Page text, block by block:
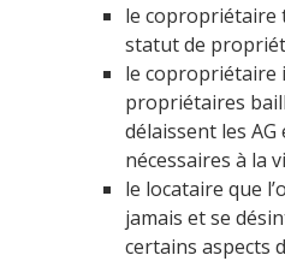
le copropriétaire
statut de
le copropriétaire
propriétaires
délaissent les AG
nécessaires à la
le locataire que
jamais et se
certains aspects